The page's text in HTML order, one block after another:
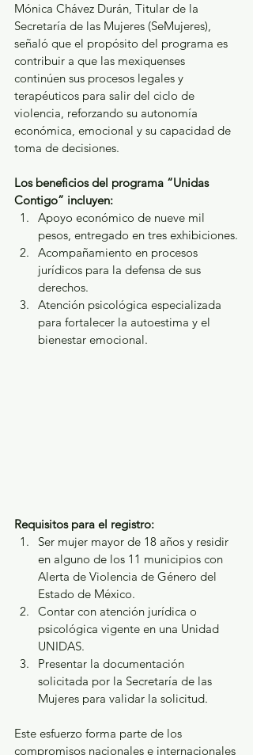
Mónica Chávez Durán, Titular de la
Secretaría de las Mujeres (SeMujeres),
señaló que el propósito del programa es
contribuir a que las mexiquenses
continúen sus procesos legales y
terapéuticos para salir del ciclo de
violencia, reforzando su autonomía
económica, emocional y su capacidad de
toma de decisiones.
Los beneficios del programa “Unidas
Contigo” incluyen:
Apoyo económico de nueve mil
pesos, entregado en tres exhibiciones.
Acompañamiento en procesos
jurídicos para la defensa de sus
derechos.
Atención psicológica especializada
para fortalecer la autoestima y el
bienestar emocional.
Requisitos para el registro:
Ser mujer mayor de 18 años y residir
en alguno de los 11 municipios con
Alerta de Violencia de Género del
Estado de México.
Contar con atención jurídica o
psicológica vigente en una Unidad
UNIDAS.
Presentar la documentación
solicitada por la Secretaría de las
Mujeres para validar la solicitud.
Este esfuerzo forma parte de los
compromisos nacionales e internacionales